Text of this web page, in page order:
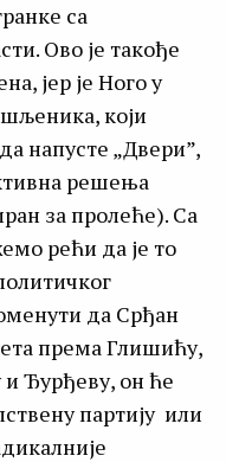
са
Ово је такође
јер је Ного у
који
напусте „Двери”,
решења
за пролеће). Са
рећи да је то
да Срђан
према Глишићу,
Ђурђеву, он ће
партију или